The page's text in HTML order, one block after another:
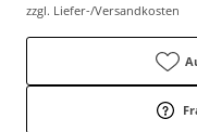
zzgl. Liefer-/Versandkosten